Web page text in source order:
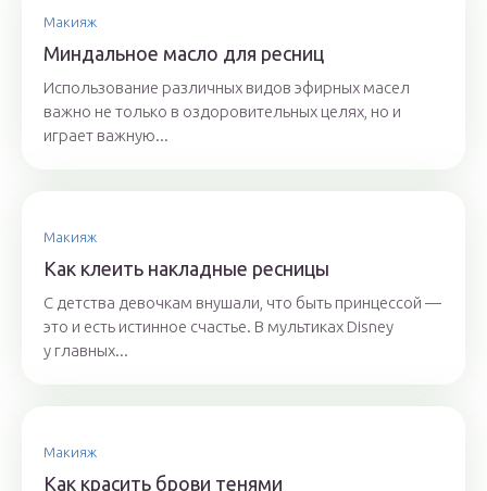
Макияж
Миндальное масло для ресниц
Использование различных видов эфирных масел
важно не только в оздоровительных целях, но и
играет важную...
Макияж
Как клеить накладные ресницы
С детства девочкам внушали, что быть принцессой —
это и есть истинное счастье. В мультиках Disney
у главных...
Макияж
Как красить брови тенями